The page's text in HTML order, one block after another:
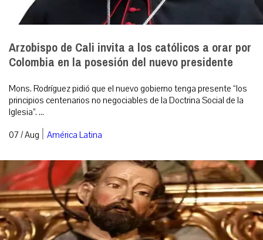
Arzobispo de Cali invita a los católicos a orar por
Colombia en la posesión del nuevo presidente
Mons. Rodríguez pidió que el nuevo gobierno tenga presente “los
principios centenarios no negociables de la Doctrina Social de la
Iglesia”. ...
07 / Aug | América Latina